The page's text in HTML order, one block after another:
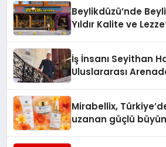
Beylikdüzü’nde
Yıldır Kalite ve
İş İnsanı Seyithan
Uluslararası
Mirabellix,
uzanan güçlü